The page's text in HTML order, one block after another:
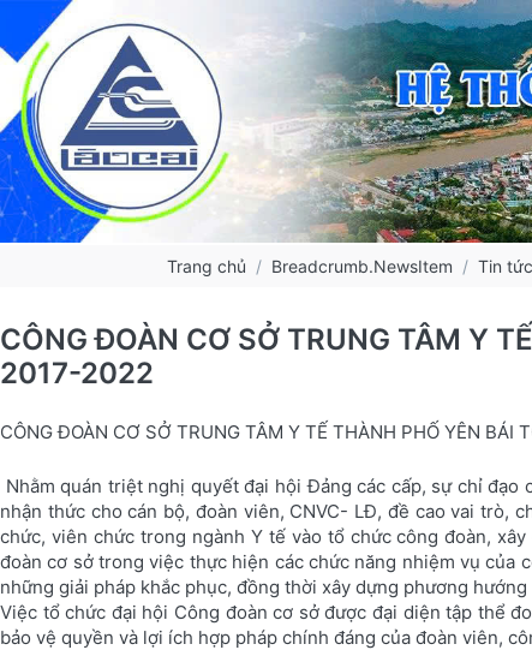
Trang chủ Breadcrumb.NewsItem Tin
CÔNG ĐOÀN CƠ SỞ TRUNG TÂM Y
2017-2022
CÔNG ĐOÀN CƠ SỞ TRUNG TÂM Y TẾ THÀNH PHỐ YÊN
Nhằm quán triệt nghị quyết đại hội Đảng các cấp, sự chỉ
nhận thức cho cán bộ, đoàn viên, CNVC- LĐ, đề cao vai trò,
chức, viên chức trong ngành Y tế vào tổ chức công đoàn,
đoàn cơ sở trong việc thực hiện các chức năng nhiệm vụ của
những giải pháp khắc phục, đồng thời xây dựng phương
Việc tổ chức đại hội Công đoàn cơ sở đư­ợc đại diện tập thể
bảo vệ quyền và lợi ích hợp pháp chính đáng của đoàn viên,